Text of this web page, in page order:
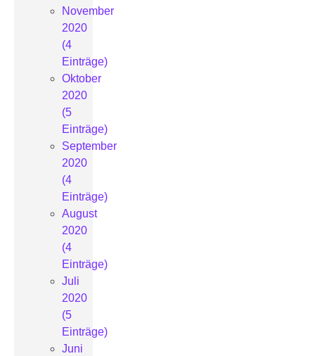
November
2020
(4
Einträge)
Oktober
2020
(5
Einträge)
September
2020
(4
Einträge)
August
2020
(4
Einträge)
Juli
2020
(5
Einträge)
Juni